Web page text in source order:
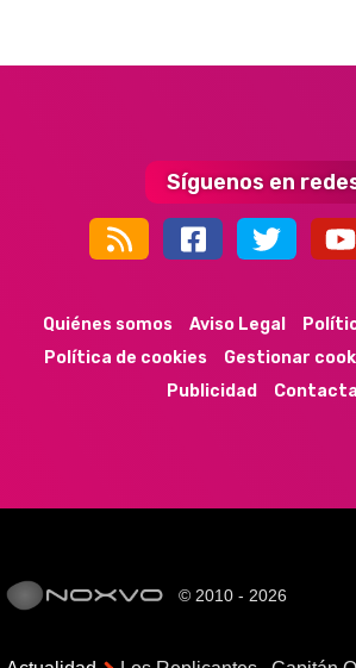
Síguenos en
Quiénes somos Aviso Legal
Política de cookies
Gestionar
Publicidad
© 2010 - 2026